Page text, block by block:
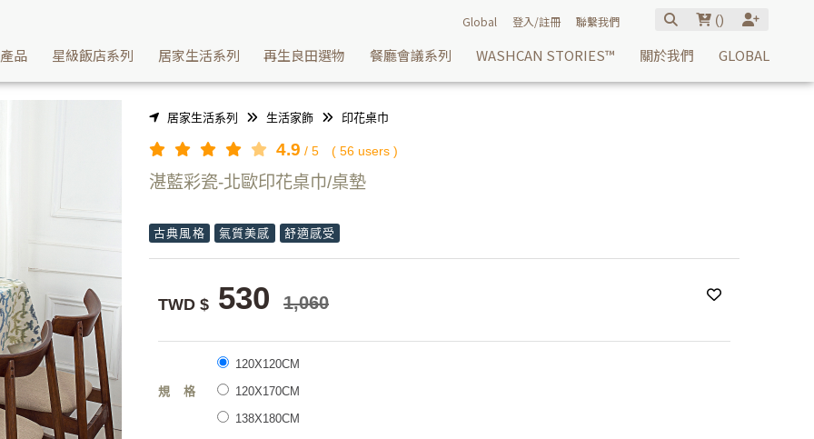
Global 登入/註冊 聯繫我們 ()
品 星級飯店系列 居家生活系列 再生良田選物 餐廳會議系列 WASHCAN STORIES™ 關於我們 GLOBAL
居家生活系列 生活家飾 印花桌巾
4.9 / 5 ( 56 users )
湛藍彩瓷-北歐印花桌巾/桌墊
古典風格 氣質美感 舒適感受
TWD $ 530 1,060
規格
120X120CM
120X170CM
138X180CM